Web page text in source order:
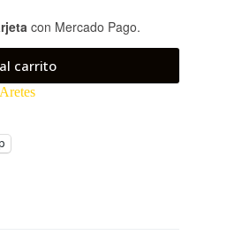
con Mercado Pago.
carrito
Aretes